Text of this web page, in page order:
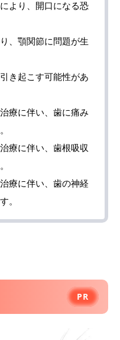
より、開口になる恐
、顎関節に問題が生
き起こす可能性があ
療に伴い、歯に痛み
療に伴い、歯根吸収
療に伴い、歯の神経
。